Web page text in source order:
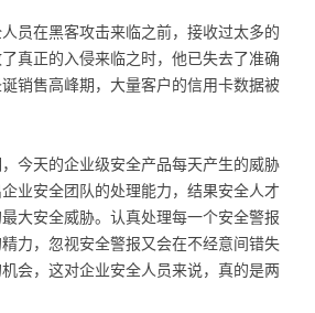
员在黑客攻击来临之前，接收过太多的
真正的入侵来临之时，他已失去了准确
销售高峰期，大量客户的信用卡数据被
今天的企业级安全产品每天产生的威胁
业安全团队的处理能力，结果安全人才
大安全威胁。认真处理每一个安全警报
力，忽视安全警报又会在不经意间错失
会，这对企业安全人员来说，真的是两